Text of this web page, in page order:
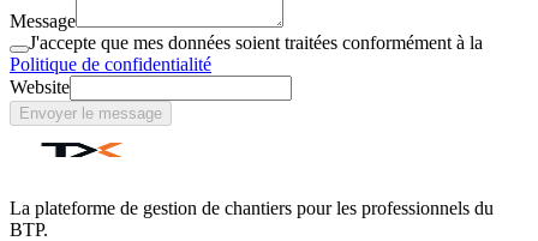
Message
J'accepte que mes données soient traitées conformément à la
Politique de confidentialité
Website
Envoyer le message
La plateforme de gestion de chantiers pour les professionnels du
BTP.